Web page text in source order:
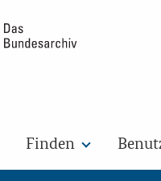
Finden